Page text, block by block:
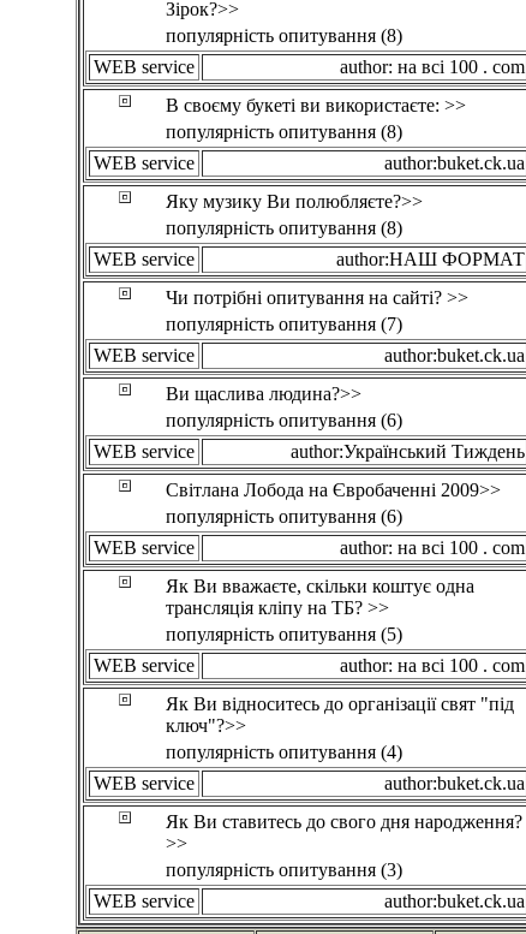
Зірок?>>
популярність опитування (8)
WEB service
author: на всі 100 . com
В своєму букеті ви використаєте: >>
популярність опитування (8)
WEB service
author:buket.ck.ua
Яку музику Ви полюбляєте?>>
популярність опитування (8)
WEB service
author:НАШ ФОРМАТ
Чи потрібні опитування на сайті? >>
популярність опитування (7)
WEB service
author:buket.ck.ua
Ви щаслива людина?>>
популярність опитування (6)
WEB service
author:Український Тиждень
Світлана Лобода на Євробаченні 2009>>
популярність опитування (6)
WEB service
author: на всі 100 . com
Як Ви вважаєте, скільки коштує одна
трансляція кліпу на ТБ? >>
популярність опитування (5)
WEB service
author: на всі 100 . com
Як Ви відноситесь до організації свят "під
ключ"?>>
популярність опитування (4)
WEB service
author:buket.ck.ua
Як Ви ставитесь до свого дня народження?
>>
популярність опитування (3)
WEB service
author:buket.ck.ua